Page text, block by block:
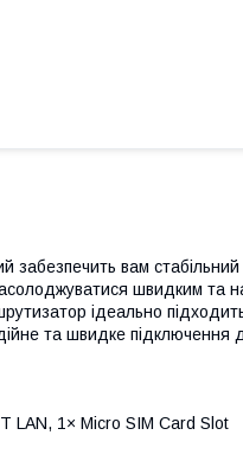
забезпечить вам
швидким та
ідеально
та швидке підключення
LAN, 1× Micro SIM Card Slot